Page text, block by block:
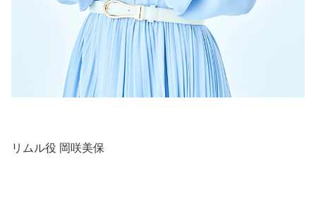
リムル役 岡咲美保